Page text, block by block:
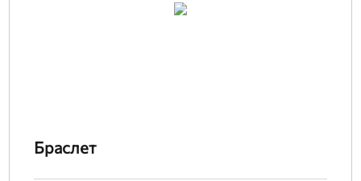
Браслет